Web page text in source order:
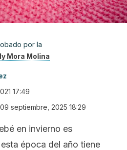
por la
Mora Molina
17:49
09 septiembre, 2025 18:29
en invierno es
época del año tiene